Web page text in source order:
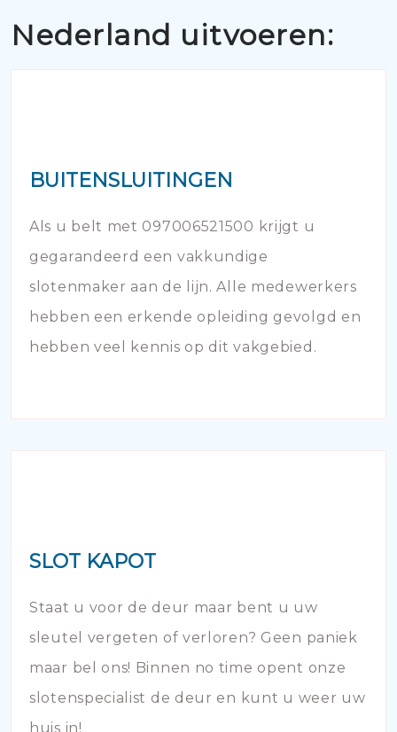
Nederland uitvoeren:
BUITENSLUITINGEN
Als u belt met 097006521500 krijgt u
gegarandeerd een vakkundige
slotenmaker aan de lijn. Alle medewerkers
hebben een erkende opleiding gevolgd en
hebben veel kennis op dit vakgebied.
SLOT KAPOT
Staat u voor de deur maar bent u uw
sleutel vergeten of verloren? Geen paniek
maar bel ons! Binnen no time opent onze
slotenspecialist de deur en kunt u weer uw
huis in!